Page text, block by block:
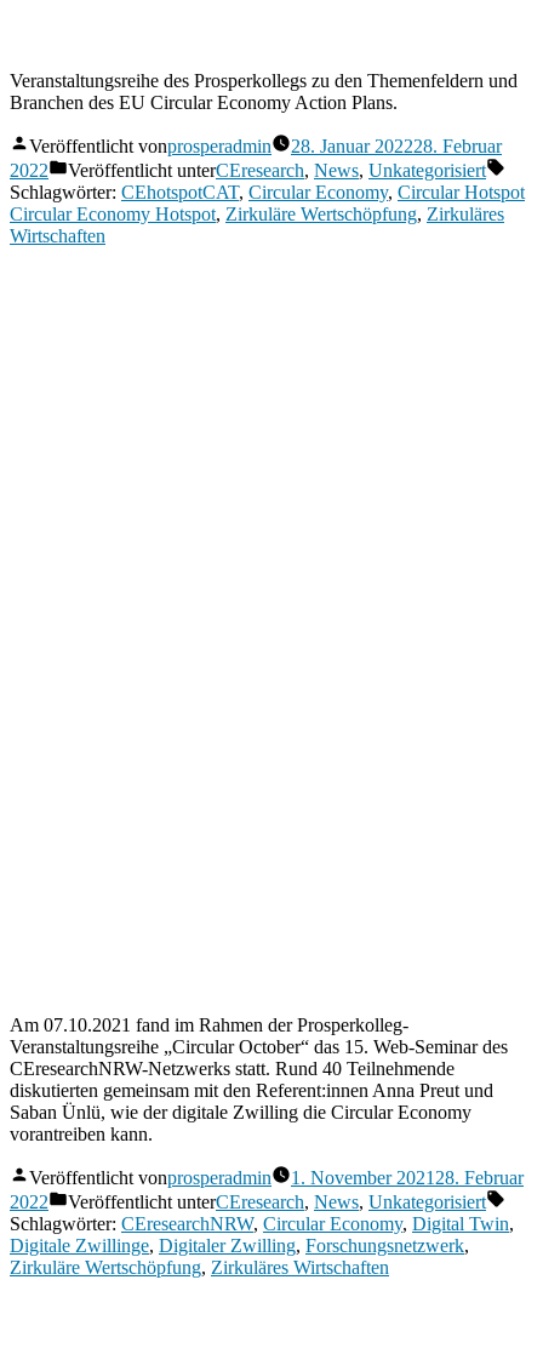
Veranstaltungsreihe des Prosperkollegs zu den Themenfeldern und
Branchen des EU Circular Economy Action Plans.
Veröffentlicht vonprosperadmin 28. Januar 202228. Februar
2022
Veröffentlicht unterCEresearch, News, Unkategorisiert
Schlagwörter: CEhotspotCAT, Circular Economy, Circular Hotspot
Circular Economy Hotspot, Zirkuläre Wertschöpfung, Zirkuläres
Wirtschaften
Am 07.10.2021 fand im Rahmen der Prosperkolleg-
Veranstaltungsreihe „Circular October“ das 15. Web-Seminar des
CEresearchNRW-Netzwerks statt. Rund 40 Teilnehmende
diskutierten gemeinsam mit den Referent:innen Anna Preut und
Saban Ünlü, wie der digitale Zwilling die Circular Economy
vorantreiben kann.
Veröffentlicht vonprosperadmin 1. November 2021 28. Februar
2022
Veröffentlicht unterCEresearch, News, Unkategorisiert
Schlagwörter: CEresearchNRW, Circular Economy, Digital Twin,
Digitale Zwillinge, Digitaler Zwilling, Forschungsnetzwerk,
Zirkuläre Wertschöpfung, Zirkuläres Wirtschaften